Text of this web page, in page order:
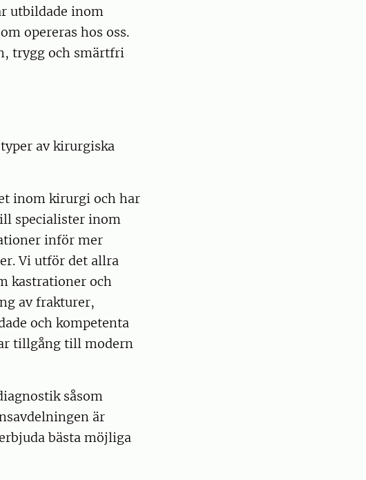
utbildade inom
opereras hos oss.
trygg och smärtfri
av kirurgiska
inom kirurgi och har
specialister inom
inför mer
Vi utför det allra
kastrationer och
av frakturer,
och kompetenta
tillgång till modern
såsom
är
bästa möjliga